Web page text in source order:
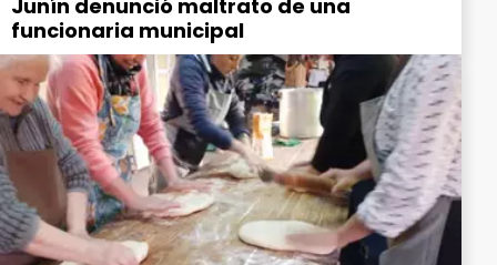
Junín denunció maltrato de una
funcionaria municipal